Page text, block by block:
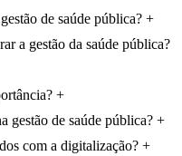
de saúde pública?
a gestão da saúde pública?
gestão de saúde pública?
com a digitalização?